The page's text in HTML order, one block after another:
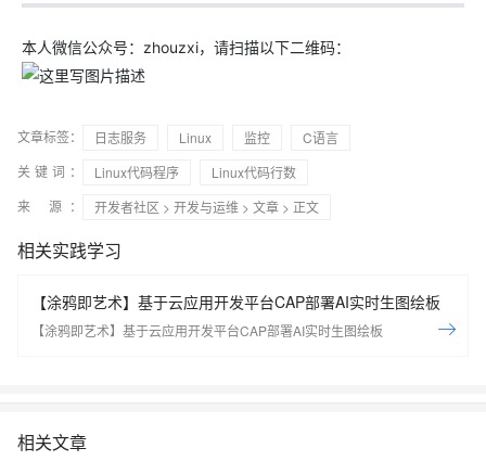
本人微信公众号：zhouzxi，请扫描以下二维码：
文章标签： 日志服务 Linux 监控
C语言
关键词：
Linux代码程序
Linux代码行数
来 源：
开发者社区 > 开发与运维 > 文章 > 正文
相关实践学习
【涂鸦即艺术】基于云应用开发平台CAP部署AI实时生图绘板
【涂鸦即艺术】基于云应用开发平台CAP部署AI实时生图绘板
相关文章